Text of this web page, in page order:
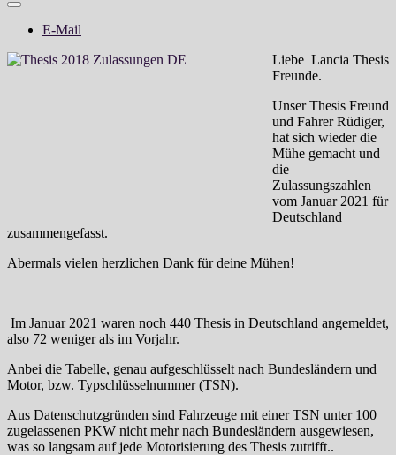
E-Mail
Liebe Lancia Thesis
Freunde.
Unser Thesis Freund
und Fahrer Rüdiger,
hat sich wieder die
Mühe gemacht und
die
Zulassungszahlen
vom Januar 2021 für
Deutschland
zusammengefasst.
Abermals vielen herzlichen Dank für deine Mühen!
Im Januar 2021 waren noch 440 Thesis in Deutschland angemeldet,
also 72 weniger als im Vorjahr.
Anbei die Tabelle, genau aufgeschlüsselt nach Bundesländern und
Motor, bzw. Typschlüsselnummer (TSN).
Aus Datenschutzgründen sind Fahrzeuge mit einer TSN unter 100
zugelassenen PKW nicht mehr nach Bundesländern ausgewiesen,
was so langsam auf jede Motorisierung des Thesis zutrifft..